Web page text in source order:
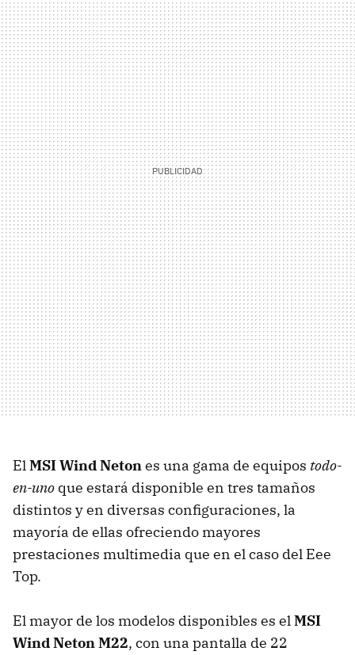
ElMSIWind Netones una gama de equipos todo-
en-uno que estará disponible en tres tamaños
distintos y en diversas configuraciones, la
mayoría de ellas ofreciendo mayores
prestaciones multimedia que en el caso del Eee
Top.
El mayor de los modelos disponibles es elMSI
Wind Neton M22, con una pantalla de 22